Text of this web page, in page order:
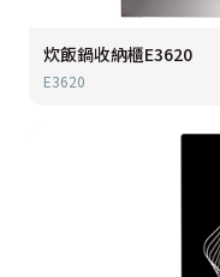
炊飯鍋收納櫃E3620
E3620